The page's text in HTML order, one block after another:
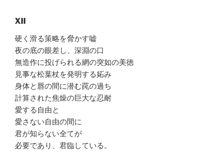
XII
硬く滑る策略を脅かす嘘
夜の底の眼差し、深淵の口
無造作に投げられる網の突如の美徳
見事な松葉杖を発明する妬み
身体と唇の間に潜む罠の過ち
計算された焦燥の巨大な忍耐
愛する自由と
愛さない自由の間に
君が知らない全てが
必要であり、君臨している。